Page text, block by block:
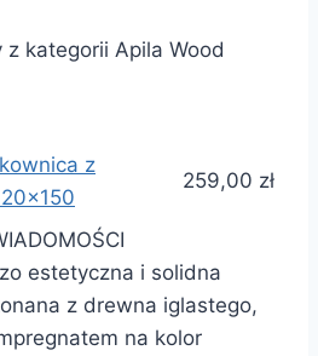
z kategorii Apila Wood
z
259,00 zł
estetyczna i solidna
z drewna iglastego,
na kolor